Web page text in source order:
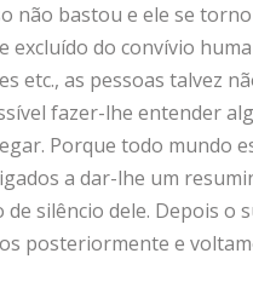
não bastou e ele se
excluído do convívio
etc., as pessoas talvez
fazer-lhe entender
Porque todo mundo
a dar-lhe um
silêncio dele. Depois o
posteriormente e